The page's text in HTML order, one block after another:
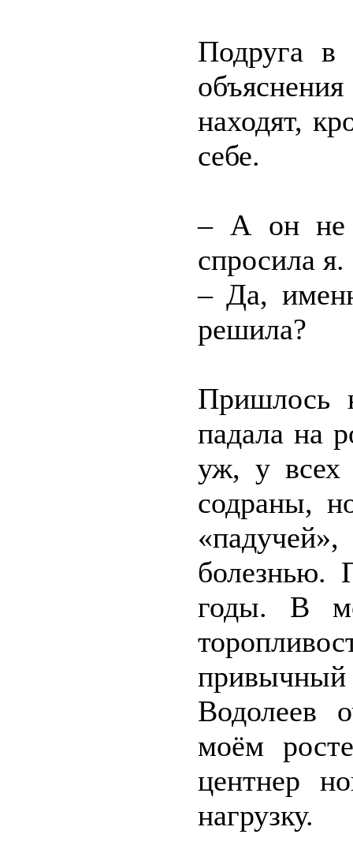
Подруга в
находят,
себе.
– А он не
спросила я.
– Да,
решила?
Пришлось
падала на
уж, у всех
содраны,
болезнью.
годы. В
Водолеев
моём
центнер
нагрузку.